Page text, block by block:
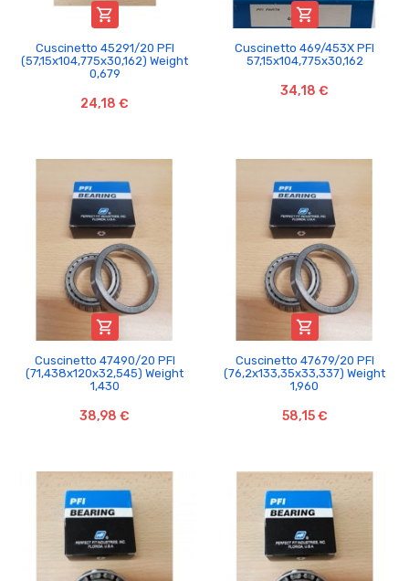

Cuscinetto 45291/20 PFI
(57,15x104,775x30,162) Weight
0,679
24,18 €

Cuscinetto 469/453X PFI
57,15x104,775x30,162
34,18 €

Cuscinetto 47490/20 PFI
(71,438x120x32,545) Weight
1,430
38,98 €

Cuscinetto 47679/20 PFI
(76,2x133,35x33,337) Weight
1,960
58,15 €